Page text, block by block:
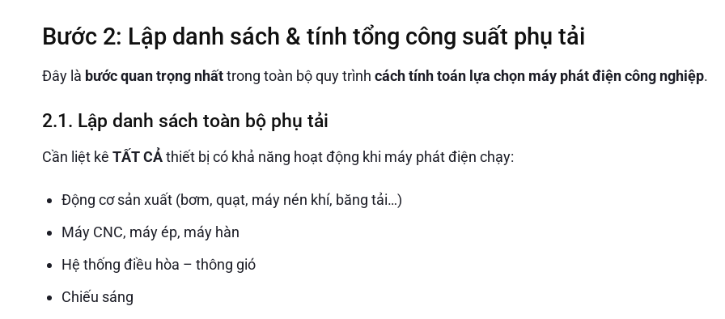
Bước 2: Lập danh sách & tính tổng công suất phụ tải
Đây là bước quan trọng nhấttrong toàn bộ quy trình cách tính toán lựa chọn máy phát điện công nghiệp.
2.1. Lập danh sách toàn bộ phụ tải
Cần liệt kê TẤT CẢthiết bị có khả năng hoạt động khi máy phát điện chạy:
Động cơ sản xuất (bơm, quạt, máy nén khí, băng tải…)
Máy CNC, máy ép, máy hàn
Hệ thống điều hòa – thông gió
Chiếu sáng